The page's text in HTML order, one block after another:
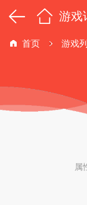
游戏
首页 游戏
属